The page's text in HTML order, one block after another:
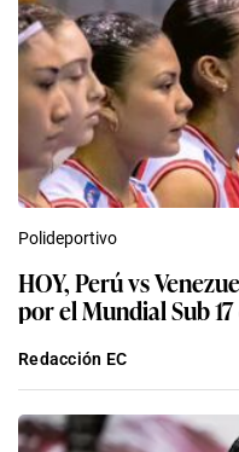
Polideportivo
HOY, Perú vs
por el Mundial Sub
Redacción EC